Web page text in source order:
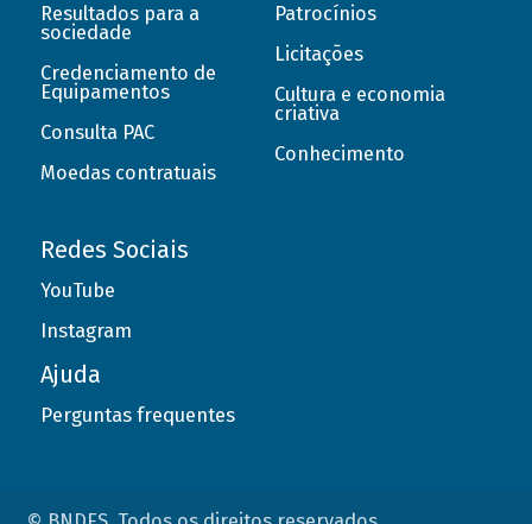
Resultados para a
sociedade
Credenciamento de
Equipamentos
Consulta PAC
Moedas contratuais
Patrocínios
Licitações
Cultura e economia
criativa
Conhecimento
Redes Sociais
YouTube
Instagram
Ajuda
Perguntas frequentes